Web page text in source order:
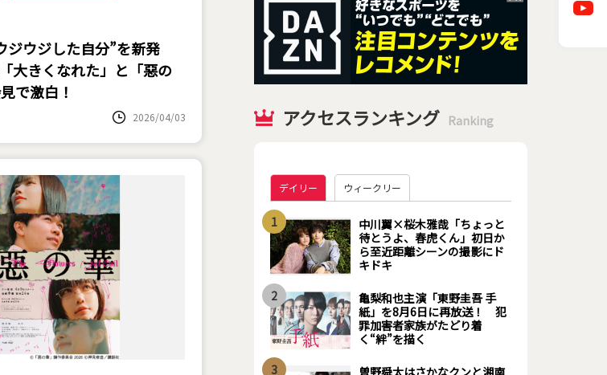
ジウジした自分”を新発
大きくなれた」と「惡の
で激白！
2026/04/03 アクセスランキング Ranking
デイリー ウィークリー
1
中川翼×桜木雅哉「ちょっと
待とうよ、春虎くん」初日か
ら至近距離シーンの撮影にド
キドキ
2
亀梨和也主演「東野圭吾 手
紙」を8月6日に再放送！ 犯
罪加害者家族がたどり着
く“絆”を描く
3
曽野舜太はさかなクンと湘南